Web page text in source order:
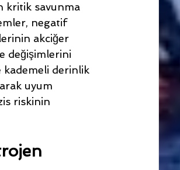
kritik savunma
negatif
akciğer
değişimlerini
kademeli derinlik
uyum
riskinin